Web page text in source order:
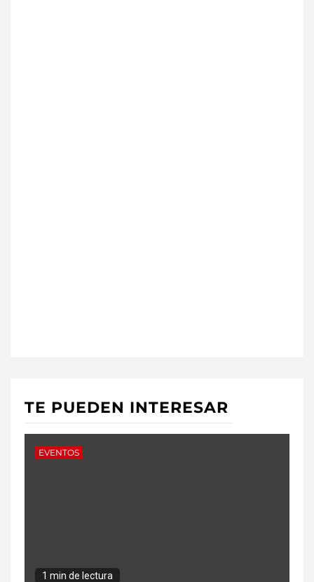
TE PUEDEN INTERESAR
EVENTOS
1 min de lectura